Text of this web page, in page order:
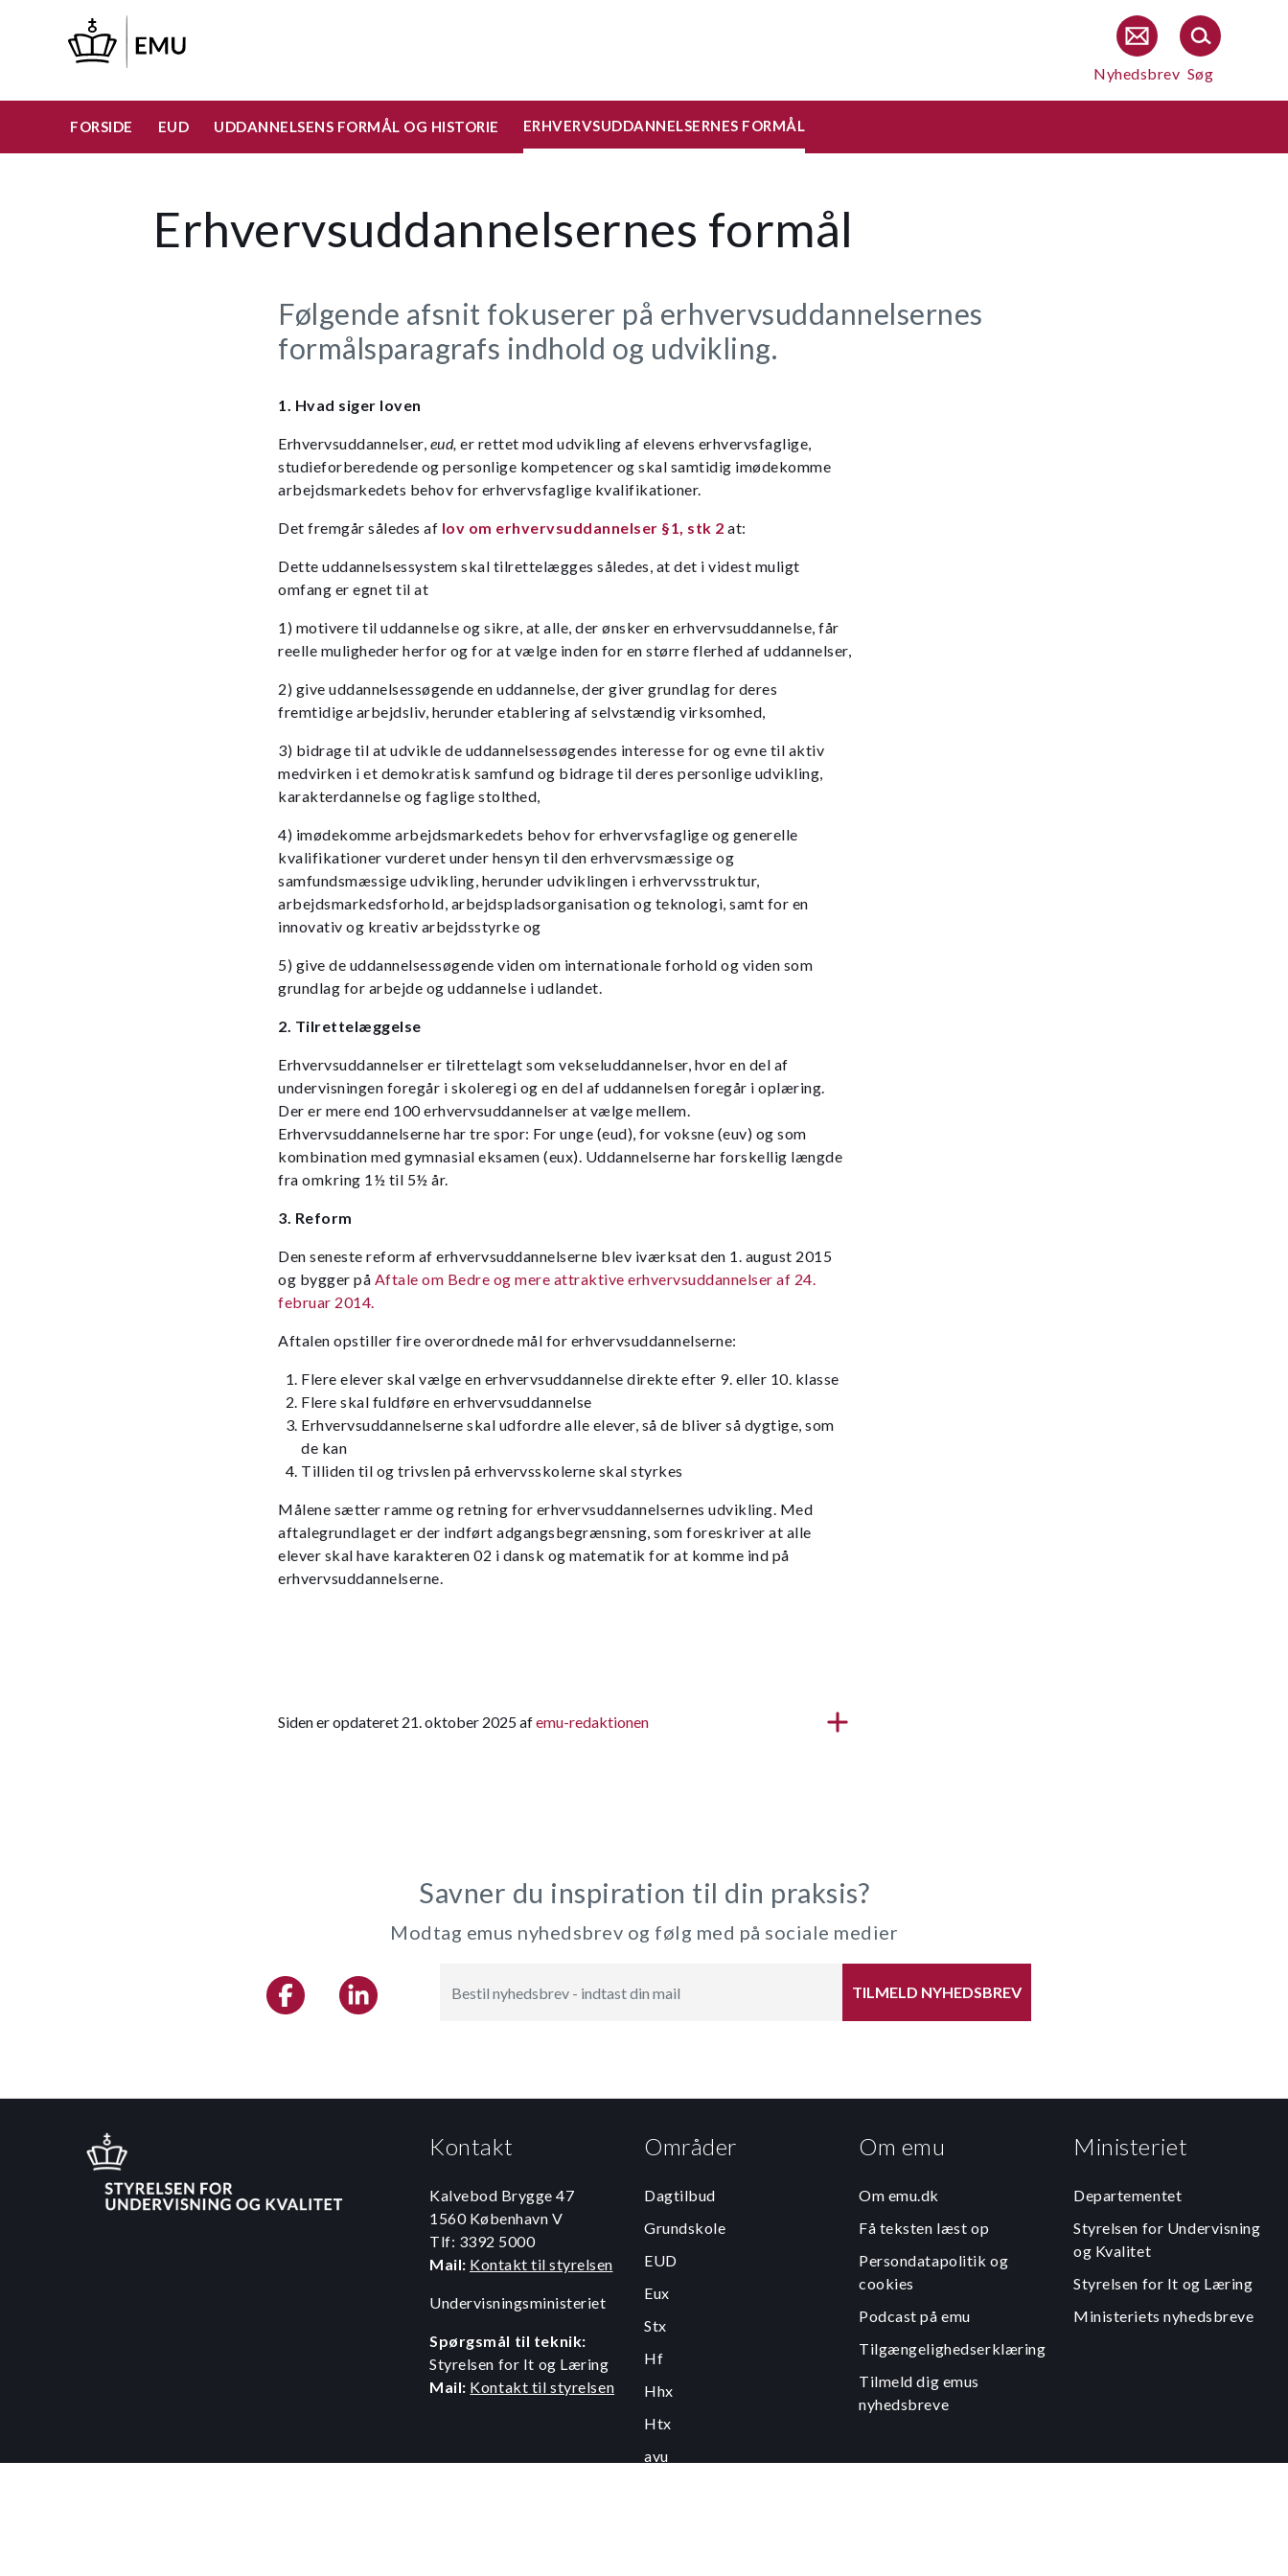
hovedindhold
Nyhedsbrev Søg
FORSIDE EUD UDDANNELSENS FORMÅL OG HISTORIE ERHVERVSUDDANNELSERNES FORMÅL
Erhvervsuddannelsernes formål
Følgende afsnit fokuserer på erhvervsuddannelsernes
formålsparagrafs indhold og udvikling.
1. Hvad siger loven
Erhvervsuddannelser, eud, er rettet mod udvikling af elevens erhvervsfaglige,
studieforberedende og personlige kompetencer og skal samtidig imødekomme
arbejdsmarkedets behov for erhvervsfaglige kvalifikationer.
Det fremgår således af lov om erhvervsuddannelser §1, stk 2 at:
Dette uddannelsessystem skal tilrettelægges således, at det i videst muligt
omfang er egnet til at
1) motivere til uddannelse og sikre, at alle, der ønsker en erhvervsuddannelse, får
reelle muligheder herfor og for at vælge inden for en større flerhed af uddannelser,
2) give uddannelsessøgende en uddannelse, der giver grundlag for deres
fremtidige arbejdsliv, herunder etablering af selvstændig virksomhed,
3) bidrage til at udvikle de uddannelsessøgendes interesse for og evne til aktiv
medvirken i et demokratisk samfund og bidrage til deres personlige udvikling,
karakterdannelse og faglige stolthed,
4) imødekomme arbejdsmarkedets behov for erhvervsfaglige og generelle
kvalifikationer vurderet under hensyn til den erhvervsmæssige og
samfundsmæssige udvikling, herunder udviklingen i erhvervsstruktur,
arbejdsmarkedsforhold, arbejdspladsorganisation og teknologi, samt for en
innovativ og kreativ arbejdsstyrke og
5) give de uddannelsessøgende viden om internationale forhold og viden som
grundlag for arbejde og uddannelse i udlandet.
2. Tilrettelæggelse
Erhvervsuddannelser er tilrettelagt som vekseluddannelser, hvor en del af
undervisningen foregår i skoleregi og en del af uddannelsen foregår i oplæring.
Der er mere end 100 erhvervsuddannelser at vælge mellem.
Erhvervsuddannelserne har tre spor: For unge (eud), for voksne (euv) og som
kombination med gymnasial eksamen (eux). Uddannelserne har forskellig længde
fra omkring 1½ til 5½ år.
3. Reform
Den seneste reform af erhvervsuddannelserne blev iværksat den 1. august 2015
og bygger på Aftale om Bedre og mere attraktive erhvervsuddannelser af 24.
februar 2014.
Aftalen opstiller fire overordnede mål for erhvervsuddannelserne:
Flere elever skal vælge en erhvervsuddannelse direkte efter 9. eller 10. klasse
Flere skal fuldføre en erhvervsuddannelse
Erhvervsuddannelserne skal udfordre alle elever, så de bliver så dygtige, som
de kan
Tilliden til og trivslen på erhvervsskolerne skal styrkes
Målene sætter ramme og retning for erhvervsuddannelsernes udvikling. Med
aftalegrundlaget er der indført adgangsbegrænsning, som foreskriver at alle
elever skal have karakteren 02 i dansk og matematik for at komme ind på
erhvervsuddannelserne.
Siden er opdateret 21. oktober 2025 afemu-redaktionen
Savner du inspiration til din praksis?
Modtag emus nyhedsbrev og følg med på sociale medier
TILMELD NYHEDSBREV
Kontakt
Kalvebod Brygge 47
1560 København V
Tlf: 3392 5000
Mail: Kontakt til styrelsen
Undervisningsministeriet
Spørgsmål til teknik:
Styrelsen for It og Læring
Mail: Kontakt til styrelsen
Områder
Dagtilbud
Grundskole
EUD
Eux
Stx
Hf
Hhx
Htx
avu
Om emu
Om emu.dk
Få teksten læst op
Persondatapolitik og
cookies
Podcast på emu
Tilgængelighedserklæring
Tilmeld dig emus
nyhedsbreve
Ministeriet
Departementet
Styrelsen for Undervisning
og Kvalitet
Styrelsen for It og Læring
Ministeriets nyhedsbreve